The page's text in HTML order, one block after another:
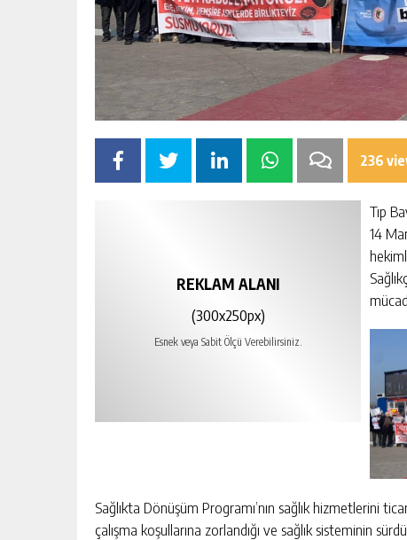
236
REKLAM ALANI
(300x250px)
Esnek veya Sabit Ölçü Verebilirsiniz.
Tıp
14
Sağlıkta Dönüşüm Programı’nın sağlık hizmetlerini
çalışma koşullarına zorlandığı ve sağlık sisteminin